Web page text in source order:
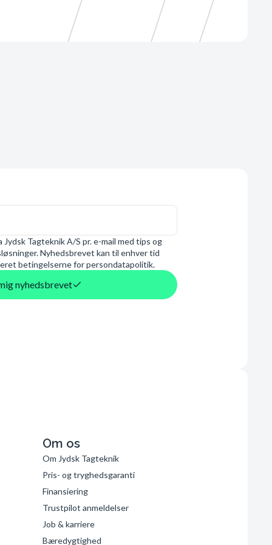
Tagteknik A/S pr. e-mail med tips og
Nyhedsbrevet kan til enhver tid
betingelserne for persondatapolitik.
nyhedsbrevet
Om os
Om Jydsk Tagteknik
Pris- og tryghedsgaranti
Finansiering
Trustpilot anmeldelser
Job & karriere
Bæredygtighed